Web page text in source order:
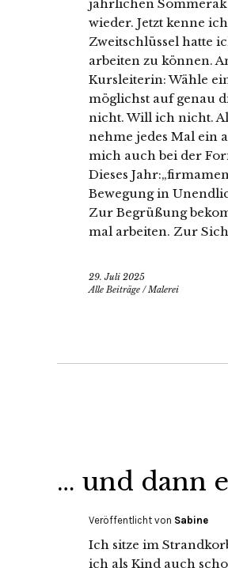
jährlichen
wieder. Jetzt kenne
Zweitschlüssel hatte
arbeiten zu können.
Kursleiterin: Wähle
möglichst auf genau
nicht. Will ich nicht.
nehme jedes Mal ein
mich auch bei der
Dieses
Bewegung in
Zur Begrüßung
mal arbeiten. Zur
29. Juli 2025
Alle Beiträge /Malerei
… und dann
Veröffentlicht von Sabine
Ich sitze im
ich als Kind auch